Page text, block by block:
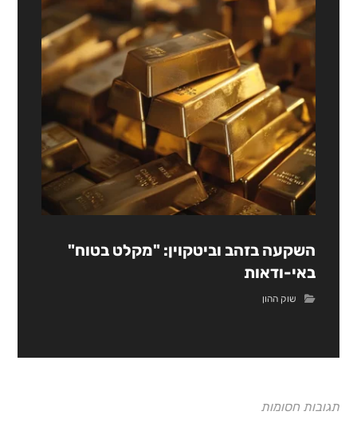
השקעה בזהב וביטקוין: "מקלט בטוח"
באי-ודאות
שוק ההון
תגובות חסומות